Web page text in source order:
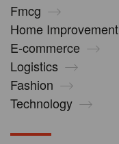
Fmcg
Home Improvement
E-commerce
Logistics
Fashion
Technology